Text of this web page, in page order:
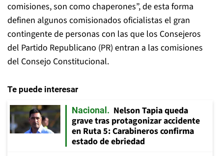
comisiones, son como chaperones”, de esta forma
definen algunos comisionados oficialistas el gran
contingente de personas con las que los Consejeros
del Partido Republicano (PR) entran a las comisiones
del Consejo Constitucional.
Te puede interesar
Nacional
Nelson Tapia queda
grave tras protagonizar accidente
en Ruta 5: Carabineros confirma
estado de ebriedad